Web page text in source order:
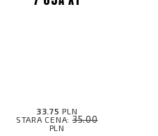
33.75 PLN
STARA CENA:35.00
PLN